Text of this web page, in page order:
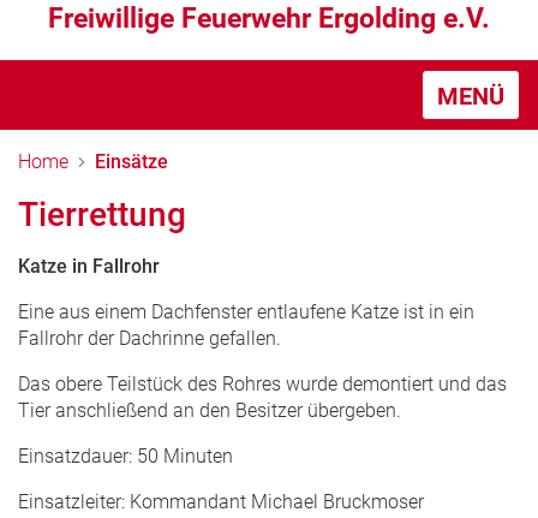
Freiwillige Feuerwehr Ergolding e.V.
MENÜ
Home Einsätze
Tierrettung
Katze in Fallrohr
Eine aus einem Dachfenster entlaufene Katze ist in ein
Fallrohr der Dachrinne gefallen.
Das obere Teilstück des Rohres wurde demontiert und das
Tier anschließend an den Besitzer übergeben.
Einsatzdauer: 50 Minuten
Einsatzleiter: Kommandant Michael Bruckmoser